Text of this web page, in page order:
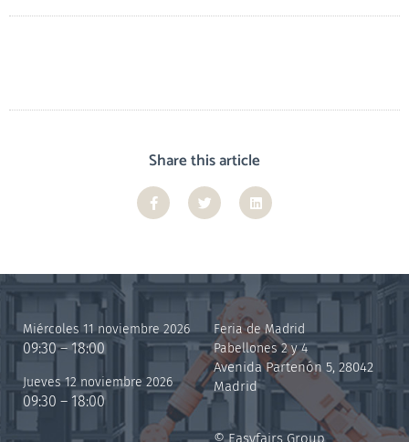
Share this article
Miércoles 11 noviembre 2026
09:30 – 18:00
Jueves 12 noviembre 2026
09:30 – 18:00
Feria de Madrid
Pabellones 2 y 4
Avenida Partenón 5, 28042
Madrid
© Easyfairs Group